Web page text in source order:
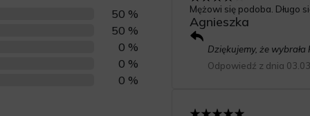
0 %
0 %
0 %
50 %
50 % Mężowi się podoba. Długo
Agnieszka
Dziękujemy, że
Odpowiedź z dnia